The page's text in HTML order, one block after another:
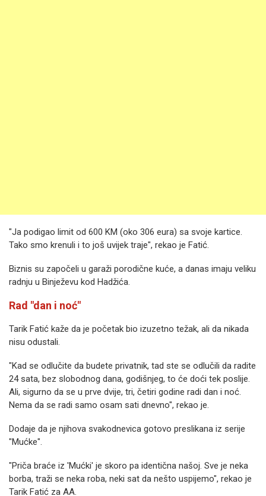
"Ja podigao limit od 600 KM (oko 306 eura) sa svoje kartice.
Tako smo krenuli i to još uvijek traje", rekao je Fatić.
Biznis su započeli u garaži porodične kuće, a danas imaju veliku
radnju u Binježevu kod Hadžića.
Rad "dan i noć"
Tarik Fatić kaže da je početak bio izuzetno težak, ali da nikada
nisu odustali.
"Kad se odlučite da budete privatnik, tad ste se odlučili da radite
24 sata, bez slobodnog dana, godišnjeg, to će doći tek poslije.
Ali, sigurno da se u prve dvije, tri, četiri godine radi dan i noć.
Nema da se radi samo osam sati dnevno", rekao je.
Dodaje da je njihova svakodnevica gotovo preslikana iz serije
"Mućke".
"Priča braće iz 'Mućki' je skoro pa identična našoj. Sve je neka
borba, traži se neka roba, neki sat da nešto uspijemo", rekao je
Tarik Fatić za AA.